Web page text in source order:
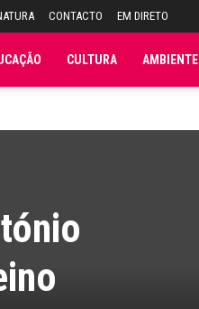
CONTACTO EM DIRETO
CULTURA AMBIENTE